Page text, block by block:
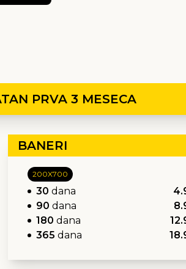
PRVA 3 MESECA
BANERI
200X700
30 dana
90 dana
180 dana
365 dana